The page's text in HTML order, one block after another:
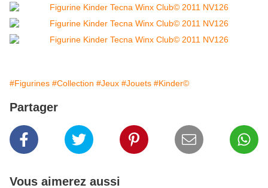
#Figurines #Collection #Jeux #Jouets #Kinder©
Partager
Vous aimerez aussi